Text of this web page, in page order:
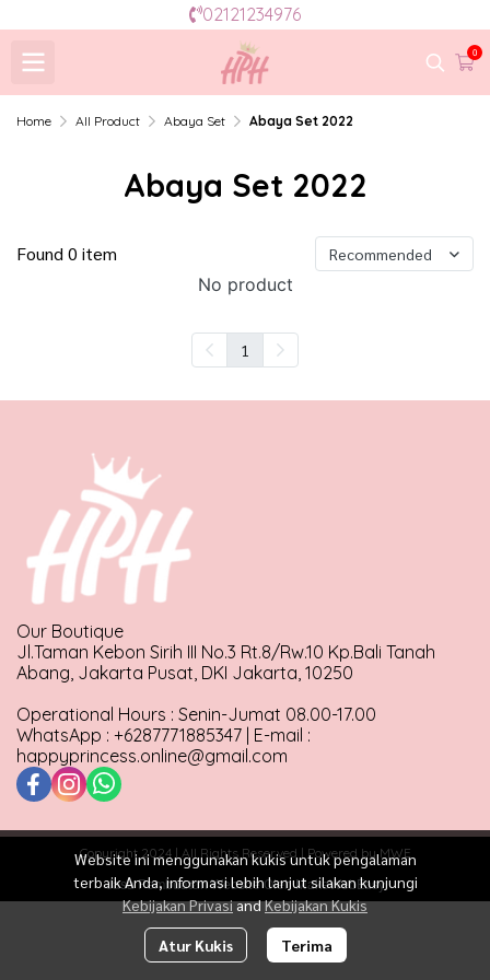
02121234976
0
Home All Product Abaya Set Abaya Set 2022
Abaya Set 2022
Found 0 item Recommended
No product
1
Website ini menggunakan kukis untuk pengalaman
terbaik Anda, informasi lebih lanjut silakan kunjungi
Kebijakan PrivasiandKebijakan Kukis
Atur Kukis Terima
Our Boutique
Jl.Taman Kebon Sirih III No.3 Rt.8/Rw.10 Kp.Bali Tanah
Abang, Jakarta Pusat, DKI Jakarta, 10250
Operational Hours : Senin-Jumat 08.00-17.00
WhatsApp : +6287771885347 | E-mail :
happyprincess.online@gmail.com
Copyright 2024 | All Rights Reserved | Powered by MWE
Jasa Pembuatan Website Oleh MakeWebEasy